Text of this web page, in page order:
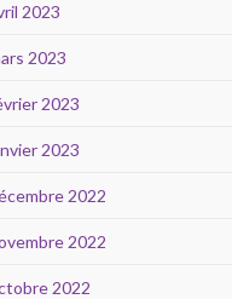
2023
2023
2023
2023
2022
2022
2022